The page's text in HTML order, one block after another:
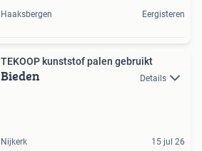
Haaksbergen Eergisteren
TEKOOP kunststof palen gebruikt
Bieden Details
Nijkerk 15 jul 26